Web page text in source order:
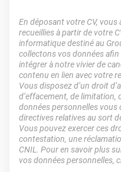
En déposant votre CV,
recueillies à partir de votre
informatique destiné au
collectons vos données
intégrer à notre vivier de
contenu en lien avec votre
Vous disposez d’un droit
d’effacement, de limitation,
données personnelles
directives relatives au sort
Vous pouvez exercer ces
contestation, une
CNIL. Pour en savoir plus
vos données personnelles,